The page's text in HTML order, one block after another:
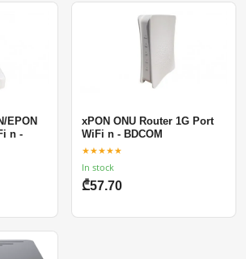
EPON
n -
xPON ONU Router 1G Port
WiFi n - BDCOM
★★★★★
In stock
₾57.70